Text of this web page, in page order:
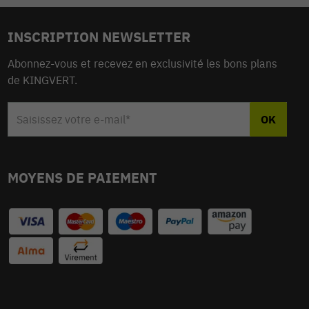
INSCRIPTION NEWSLETTER
Abonnez-vous et recevez en exclusivité les bons plans
de KINGVERT.
MOYENS DE PAIEMENT